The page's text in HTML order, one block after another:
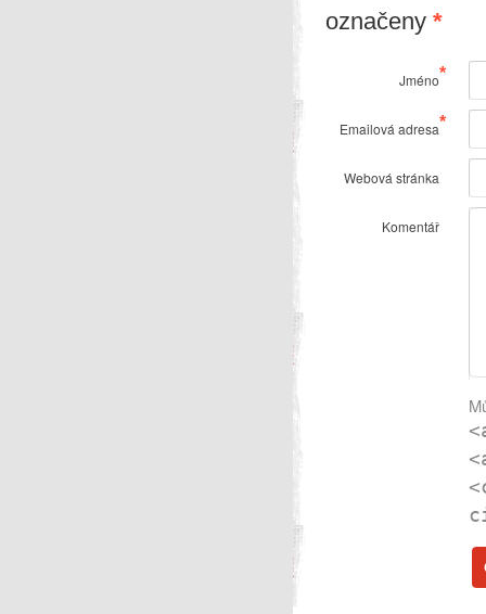
označeny *
Jméno*
Emailová adresa*
Webová stránka
Komentář